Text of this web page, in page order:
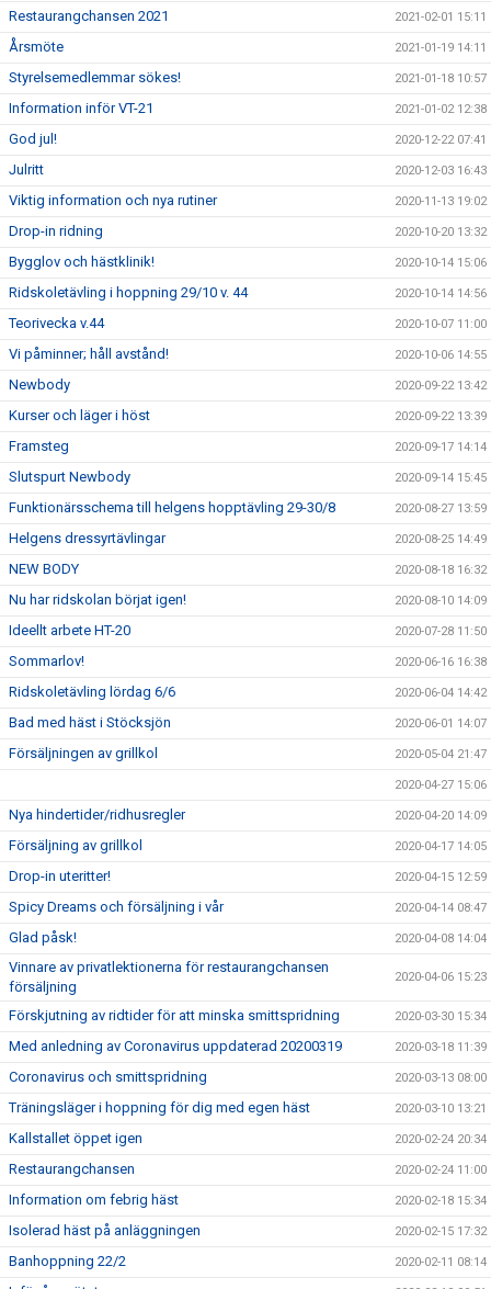
Restaurangchansen 2021 2021-02-01 15:11
Årsmöte 2021-01-19 14:11
Styrelsemedlemmar sökes! 2021-01-18 10:57
Information inför VT-21 2021-01-02 12:38
God jul! 2020-12-22 07:41
Julritt 2020-12-03 16:43
Viktig information och nya rutiner 2020-11-13 19:02
Drop-in ridning 2020-10-20 13:32
Bygglov och hästklinik! 2020-10-14 15:06
Ridskoletävling i hoppning 29/10 v. 44 2020-10-14 14:56
Teorivecka v.44 2020-10-07 11:00
Vi påminner; håll avstånd! 2020-10-06 14:55
Newbody 2020-09-22 13:42
Kurser och läger i höst 2020-09-22 13:39
Framsteg 2020-09-17 14:14
Slutspurt Newbody 2020-09-14 15:45
Funktionärsschema till helgens hopptävling 29-30/8 2020-08-27 13:59
Helgens dressyrtävlingar 2020-08-25 14:49
NEW BODY 2020-08-18 16:32
Nu har ridskolan börjat igen! 2020-08-10 14:09
Ideellt arbete HT-20 2020-07-28 11:50
Sommarlov! 2020-06-16 16:38
Ridskoletävling lördag 6/6 2020-06-04 14:42
Bad med häst i Stöcksjön 2020-06-01 14:07
Försäljningen av grillkol 2020-05-04 21:47
2020-04-27 15:06
Nya hindertider/ridhusregler 2020-04-20 14:09
Försäljning av grillkol 2020-04-17 14:05
Drop-in uteritter! 2020-04-15 12:59
Spicy Dreams och försäljning i vår 2020-04-14 08:47
Glad påsk! 2020-04-08 14:04
Vinnare av privatlektionerna för restaurangchansen
försäljning
2020-04-06 15:23
Förskjutning av ridtider för att minska smittspridning 2020-03-30 15:34
Med anledning av Coronavirus uppdaterad 20200319 2020-03-18 11:39
Coronavirus och smittspridning 2020-03-13 08:00
Träningsläger i hoppning för dig med egen häst 2020-03-10 13:21
Kallstallet öppet igen 2020-02-24 20:34
Restaurangchansen 2020-02-24 11:00
Information om febrig häst 2020-02-18 15:34
Isolerad häst på anläggningen 2020-02-15 17:32
Banhoppning 22/2 2020-02-11 08:14